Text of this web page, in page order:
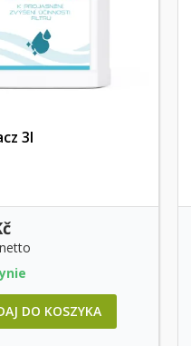
3l
netto
DO KOSZYKA